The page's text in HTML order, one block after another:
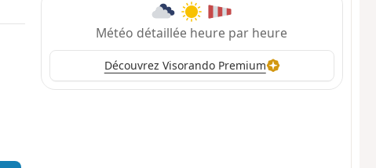
Météo détaillée heure par heure
Découvrez Visorando Premium